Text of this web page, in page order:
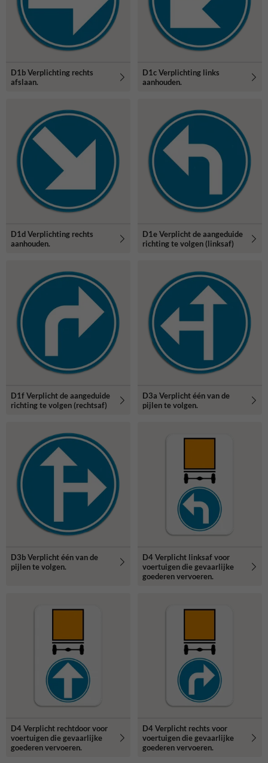
D1b Verplichting rechts
afslaan.
D1c Verplichting links
aanhouden.
D1d Verplichting rechts
aanhouden.
D1e Verplicht de aangeduide
richting te volgen (linksaf)
D1f Verplicht de aangeduide
richting te volgen (rechtsaf)
D3a Verplicht één van de
pijlen te volgen.
D3b Verplicht één van de
pijlen te volgen.
D4 Verplicht linksaf voor
voertuigen die gevaarlijke
goederen vervoeren.
D4 Verplicht rechtdoor voor
voertuigen die gevaarlijke
goederen vervoeren.
D4 Verplicht rechts voor
voertuigen die gevaarlijke
goederen vervoeren.